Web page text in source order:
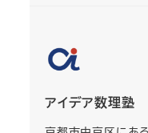
アイデア数理塾